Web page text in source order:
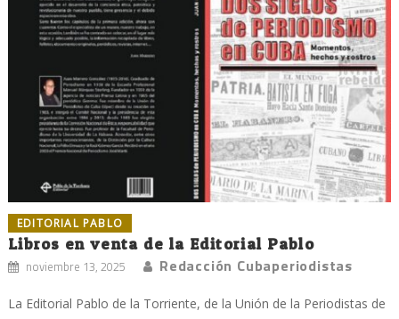
EDITORIAL PABLO
Libros en venta de la Editorial Pablo
noviembre 13, 2025 Redacción Cubaperiodistas
La Editorial Pablo de la Torriente, de la Unión de la Periodistas de